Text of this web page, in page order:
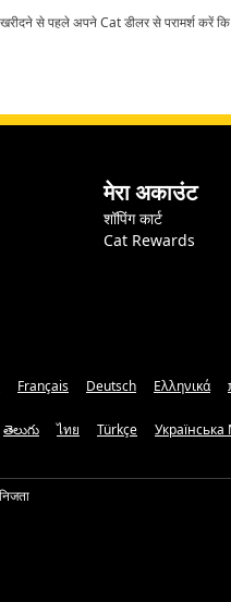
से पहले अपने Cat डीलर से परामर्श करें
मेरा अकाउंट
शॉपिंग कार्ट
Cat Rewards
Français Deutsch Ελληνικά
తెలుగు ไทย Türkçe
निजता